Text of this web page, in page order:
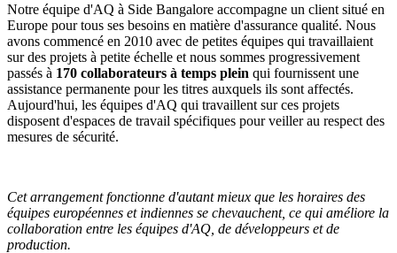
Notre équipe d'AQ à Side Bangalore accompagne un client situé en
Europe pour tous ses besoins en matière d'assurance qualité. Nous
avons commencé en 2010 avec de petites équipes qui travaillaient
sur des projets à petite échelle et nous sommes progressivement
passés à 170 collaborateurs à temps plein qui fournissent une
assistance permanente pour les titres auxquels ils sont affectés.
Aujourd'hui, les équipes d'AQ qui travaillent sur ces projets
disposent d'espaces de travail spécifiques pour veiller au respect des
mesures de sécurité.
Cet arrangement fonctionne d'autant mieux que les horaires des
équipes européennes et indiennes se chevauchent, ce qui améliore la
collaboration entre les équipes d'AQ, de développeurs et de
production.